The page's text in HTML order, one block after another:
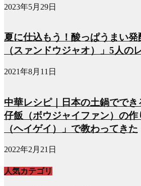
2023年5月29日
夏に仕込もう！酸っぱうまい
（スァンドウジャオ）」5人の
2021年8月11日
中華レシピ｜日本の土鍋でで
仔飯（ボウジャイファン）の
（ヘイゲイ）」で教わってきた
2022年2月21日
人気カテゴリ